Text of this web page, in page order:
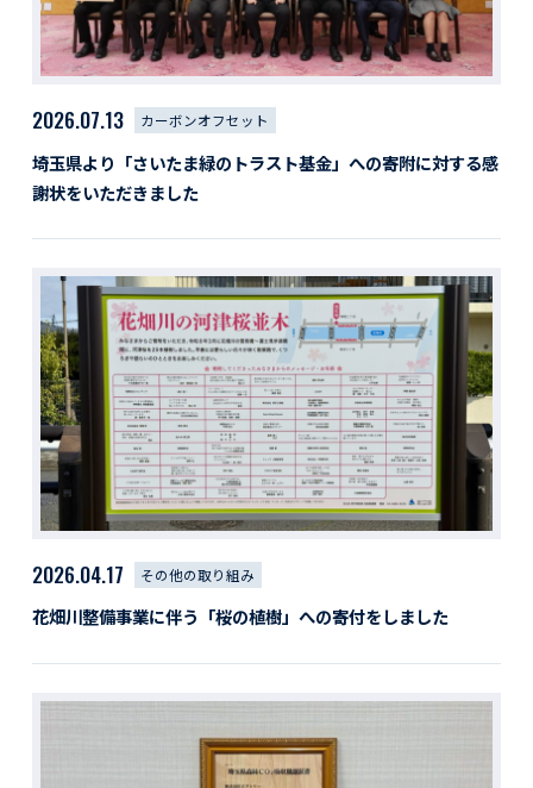
2026.07.13 カーボンオフセット
埼玉県より「さいたま緑のトラスト基金」への寄附に対する感
謝状をいただきました
2026.04.17 その他の取り組み
花畑川整備事業に伴う「桜の植樹」への寄付をしました